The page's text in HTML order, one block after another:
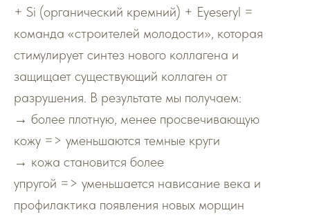
+ Si (органический кремний) + Eyeseryl =
команда «строителей молодости», которая
стимулирует синтез нового коллагена и
защищает существующий коллаген от
разрушения. В результате мы получаем:
→ более плотную, менее просвечивающую
кожу => уменьшаются темные круги
→ кожа становится более
упругой => уменьшается нависание века и
профилактика появления новых морщин